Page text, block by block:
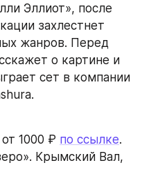
Эллиот», после
захлестнет
жанров. Перед
о картине и
сет в компании
1000 ₽ по ссылке.
Крымский Вал,